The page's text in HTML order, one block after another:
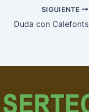
SIGUIENTE
Duda con Calefonts